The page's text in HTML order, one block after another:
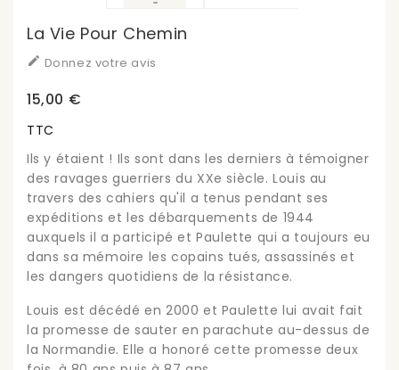
La Vie Pour Chemin
 Donnez votre avis
15,00 €
TTC
Ils y étaient ! Ils sont dans les derniers à témoigner
des ravages guerriers du XXe siècle. Louis au
travers des cahiers qu'il a tenus pendant ses
expéditions et les débarquements de 1944
auxquels il a participé et Paulette qui a toujours eu
dans sa mémoire les copains tués, assassinés et
les dangers quotidiens de la résistance.
Louis est décédé en 2000 et Paulette lui avait fait
la promesse de sauter en parachute au-dessus de
la Normandie. Elle a honoré cette promesse deux